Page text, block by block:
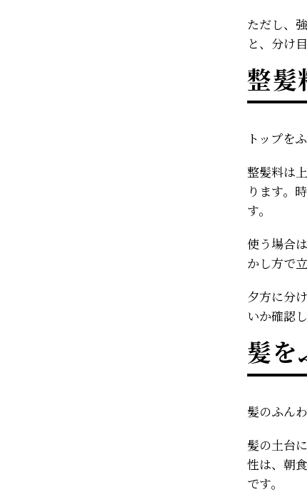
ただし、
と、分け
整髪
トップを
整髪料は
ります。
す。
使う場合
かし方で
夕方に分
いか確認
髪を
髪のふん
髪の土台
性は、朝
です。